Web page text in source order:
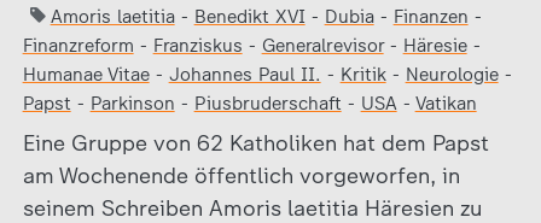
Amoris laetitia- Benedikt XVI - Dubia- Finanzen -
Finanzreform - Franziskus - Generalrevisor- Häresie-
Humanae Vitae- Johannes Paul II. - Kritik- Neurologie-
Papst - Parkinson - Piusbruderschaft - USA- Vatikan
Eine Gruppe von 62 Katholiken hat dem Papst
am Wochenende öffentlich vorgeworfen, in
seinem Schreiben Amoris laetitia Häresien zu